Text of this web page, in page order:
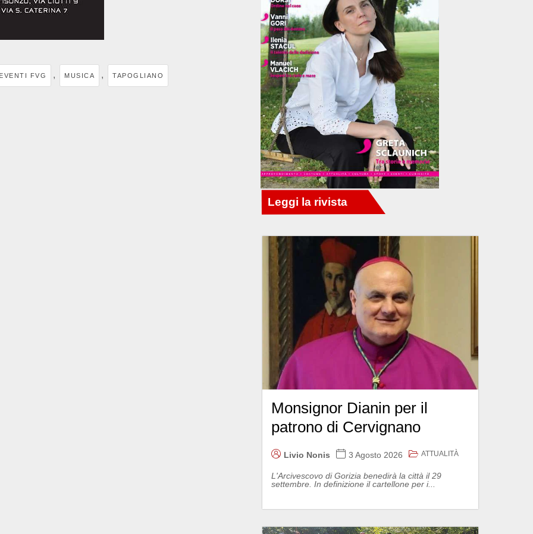
EVENTI FVG , MUSICA , TAPOGLIANO
Monsignor Dianin per il
patrono di Cervignano
Livio Nonis 3 Agosto 2026 ATTUALITÀ
L'Arcivescovo di Gorizia benedirà la città il 29
settembre. In definizione il cartellone per i...